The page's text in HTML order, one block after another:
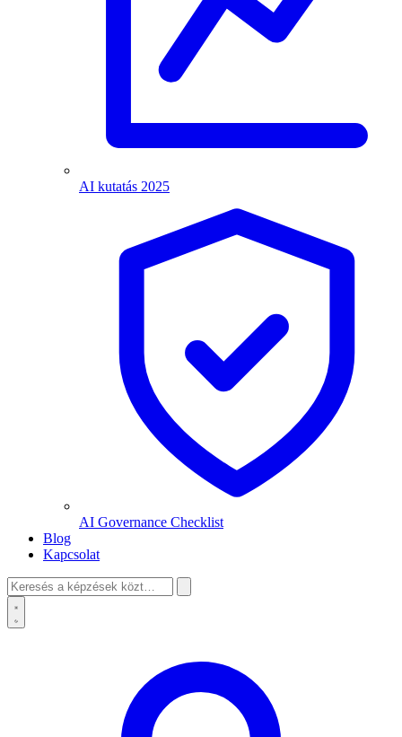
AI kutatás 2025
AI Governance Checklist
Blog
Kapcsolat